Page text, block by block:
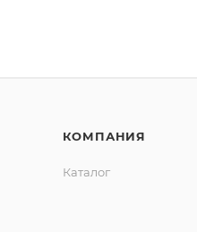
КОМПАНИЯ
Каталог